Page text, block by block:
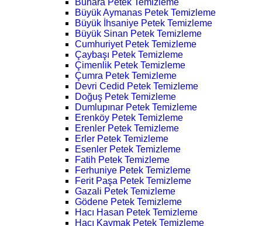
Buhara Petek Temizleme
Büyük Aymanas Petek Temizleme
Büyük İhsaniye Petek Temizleme
Büyük Sinan Petek Temizleme
Cumhuriyet Petek Temizleme
Çaybaşı Petek Temizleme
Çimenlik Petek Temizleme
Çumra Petek Temizleme
Devri Cedid Petek Temizleme
Doğuş Petek Temizleme
Dumlupınar Petek Temizleme
Erenköy Petek Temizleme
Erenler Petek Temizleme
Erler Petek Temizleme
Esenler Petek Temizleme
Fatih Petek Temizleme
Ferhuniye Petek Temizleme
Ferit Paşa Petek Temizleme
Gazali Petek Temizleme
Gödene Petek Temizleme
Hacı Hasan Petek Temizleme
Hacı Kaymak Petek Temizleme